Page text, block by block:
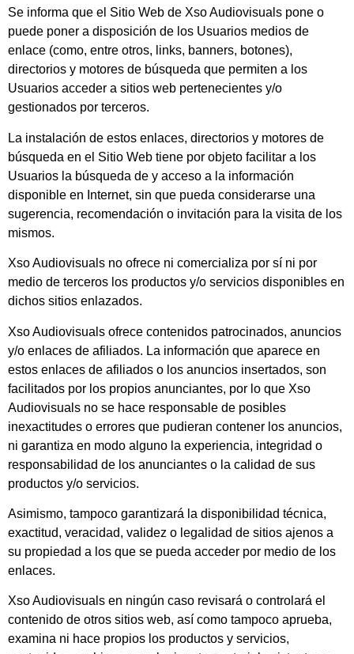
Se informa que el Sitio Web de Xso Audiovisuals pone o
puede poner a disposición de los Usuarios medios de
enlace (como, entre otros, links, banners, botones),
directorios y motores de búsqueda que permiten a los
Usuarios acceder a sitios web pertenecientes y/o
gestionados por terceros.
La instalación de estos enlaces, directorios y motores de
búsqueda en el Sitio Web tiene por objeto facilitar a los
Usuarios la búsqueda de y acceso a la información
disponible en Internet, sin que pueda considerarse una
sugerencia, recomendación o invitación para la visita de los
mismos.
Xso Audiovisuals no ofrece ni comercializa por sí ni por
medio de terceros los productos y/o servicios disponibles en
dichos sitios enlazados.
Xso Audiovisuals ofrece contenidos patrocinados, anuncios
y/o enlaces de afiliados. La información que aparece en
estos enlaces de afiliados o los anuncios insertados, son
facilitados por los propios anunciantes, por lo que Xso
Audiovisuals no se hace responsable de posibles
inexactitudes o errores que pudieran contener los anuncios,
ni garantiza en modo alguno la experiencia, integridad o
responsabilidad de los anunciantes o la calidad de sus
productos y/o servicios.
Asimismo, tampoco garantizará la disponibilidad técnica,
exactitud, veracidad, validez o legalidad de sitios ajenos a
su propiedad a los que se pueda acceder por medio de los
enlaces.
Xso Audiovisuals en ningún caso revisará o controlará el
contenido de otros sitios web, así como tampoco aprueba,
examina ni hace propios los productos y servicios,